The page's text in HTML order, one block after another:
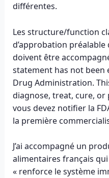
différentes.
Les structure/function
d’approbation préalable
doivent être
statement has not been
Drug Administration.
diagnose, treat, cure, or
vous devez notifier la
la première
J’ai accompagné un
alimentaires français
« renforce le système